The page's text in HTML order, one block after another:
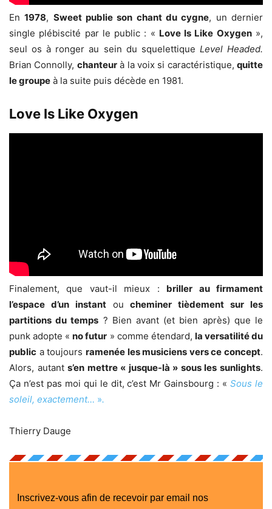
En1978, Sweet publie son chant du cygne, un dernier
single plébiscité par le public : « Love Is Like Oxygen»,
seul os à ronger au sein du squelettique Level Headed.
Brian Connolly, chanteurà la voix si caractéristique, quitte
le groupe à la suite puis décède en 1981.
Love Is Like Oxygen
Finalement, que vaut-il mieux : briller au firmament
l’espace d’un instantoucheminer tièdement sur les
partitions du temps ? Bien avant (et bien après) que le
punk adopte «no futur » comme étendard, la versatilité du
public a toujours ramenée les musiciens vers ce concept.
Alors, autants’en mettre « jusque-là » sous les sunlights.
Ça n’est pas moi qui le dit, c’est Mr Gainsbourg : «Sous le
soleil, exactement… ».
Thierry Dauge
Inscrivez-vous afin de recevoir par email nos